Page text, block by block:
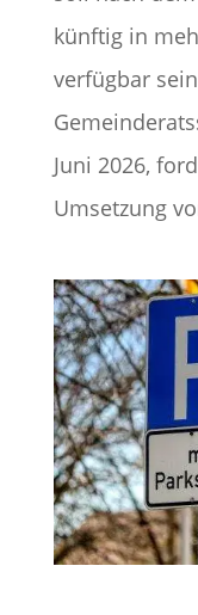
künftig in
verfügbar
Juni 2026,
Umsetzung